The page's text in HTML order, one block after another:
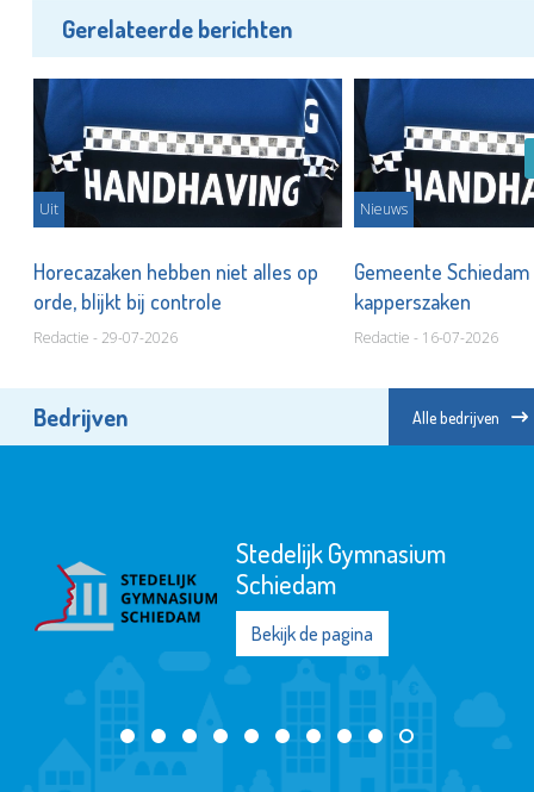
Gerelateerde berichten
Uit
Horecazaken hebben niet alles op
orde, blijkt bij controle
Redactie - 29-07-2026
Nieuws
Gemeente
kapperszaken
Redactie - 16-07-2026
Bedrijven Alle bedrijven
Stedelijk Gymnasium
Schiedam
Bekijk de pagina